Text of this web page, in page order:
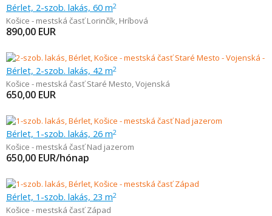
Bérlet, 2-szob. lakás, 60 m2
Košice - mestská časť Lorinčík, Hríbová
890,00 EUR
Bérlet, 2-szob. lakás, 42 m2
Košice - mestská časť Staré Mesto,Vojenská
650,00 EUR
Bérlet, 1-szob. lakás, 26 m2
Košice - mestská časť Nad jazerom
650,00 EUR/hónap
Bérlet, 1-szob. lakás, 23 m2
Košice - mestská časť Západ